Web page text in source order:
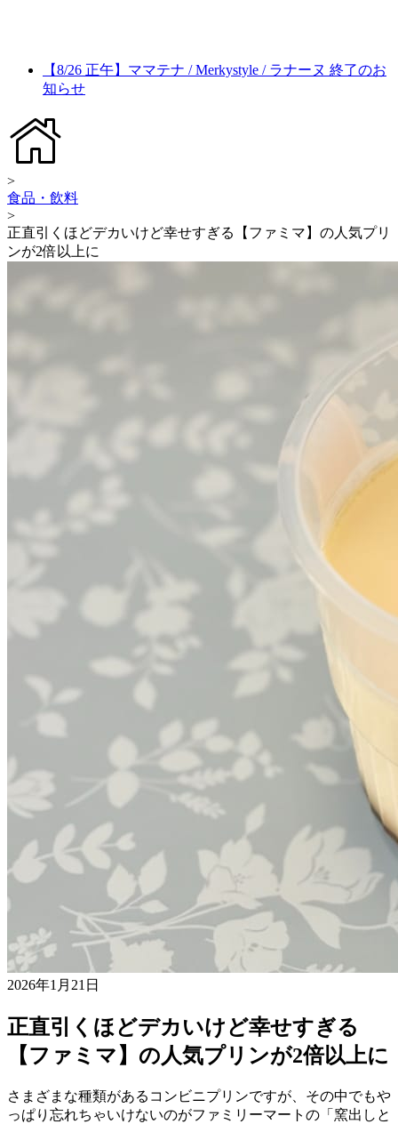
【8/26 正午】ママテナ / Merkystyle / ラナーヌ 終了のお
知らせ
>
食品・飲料
>
正直引くほどデカいけど幸せすぎる【ファミマ】の人気プリ
ンが2倍以上に
2026年1月21日
正直引くほどデカいけど幸せすぎる
【ファミマ】の人気プリンが2倍以上に
さまざまな種類があるコンビニプリンですが、その中でもや
っぱり忘れちゃいけないのがファミリーマートの「窯出しと